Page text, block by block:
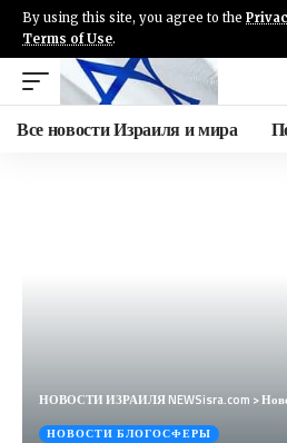
By using this site, you agree to the
Terms of Use.
Все новости Израиля и мира
НОВОСТИ ИЗРАИЛЯ NEWSisra.com >
НОВОСТИ БЛОГОСФЕРЫ